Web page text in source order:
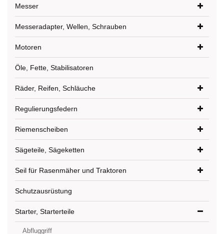
Messer
Messeradapter, Wellen, Schrauben
Motoren
Öle, Fette, Stabilisatoren
Räder, Reifen, Schläuche
Regulierungsfedern
Riemenscheiben
Sägeteile, Sägeketten
Seil für Rasenmäher und Traktoren
Schutzausrüstung
Starter, Starterteile
Abfluggriff